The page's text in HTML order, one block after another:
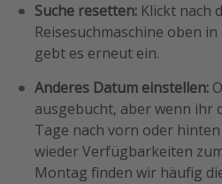
Suche resetten: Klickt nach
Reisesuchmaschine oben
gebt es erneut ein.
Anderes Datum einstellen:
ausgebucht, aber wenn ihr
Tage nach vorn oder
wieder Verfügbarkeiten
Montag finden wir häufig